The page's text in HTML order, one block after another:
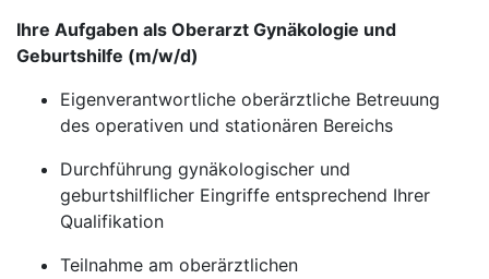
Ihre Aufgaben als Oberarzt Gynäkologie und
Geburtshilfe (m/w/d)
Eigenverantwortliche oberärztliche Betreuung
des operativen und stationären Bereichs
Durchführung gynäkologischer und
geburtshilflicher Eingriffe entsprechend Ihrer
Qualifikation
Teilnahme am oberärztlichen